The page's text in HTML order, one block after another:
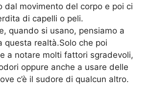
dal movimento del corpo e poi ci
di capelli o peli.
quando si usano, pensiamo a
questa realtà.Solo che poi
a notare molti fattori sgradevoli,
oppure anche a usare delle
c’è il sudore di qualcun altro.